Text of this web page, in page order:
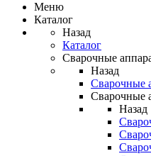
Меню
Каталог
Назад
Каталог
Сварочные
Назад
Сварочные
Сварочные
Назад